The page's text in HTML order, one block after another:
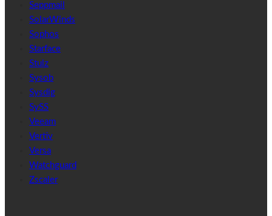
Seppmail
SolarWinds
Sophos
Starface
Stulz
Sysob
Sysdig
SySS
Veeam
Vertiv
Versa
Watchguard
Zscaler